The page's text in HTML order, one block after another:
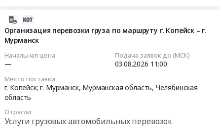
Организация перевозки груза по маршруту г. Копейск – г.
Мурманск
Начальная цена
—
Подача заявок до (МСК)
03.08.2026 11:00
Место поставки
г. Копейск; г. Мурманск, Мурманская область, Челябинская
область
Отрасли
Услуги грузовых автомобильных перевозок